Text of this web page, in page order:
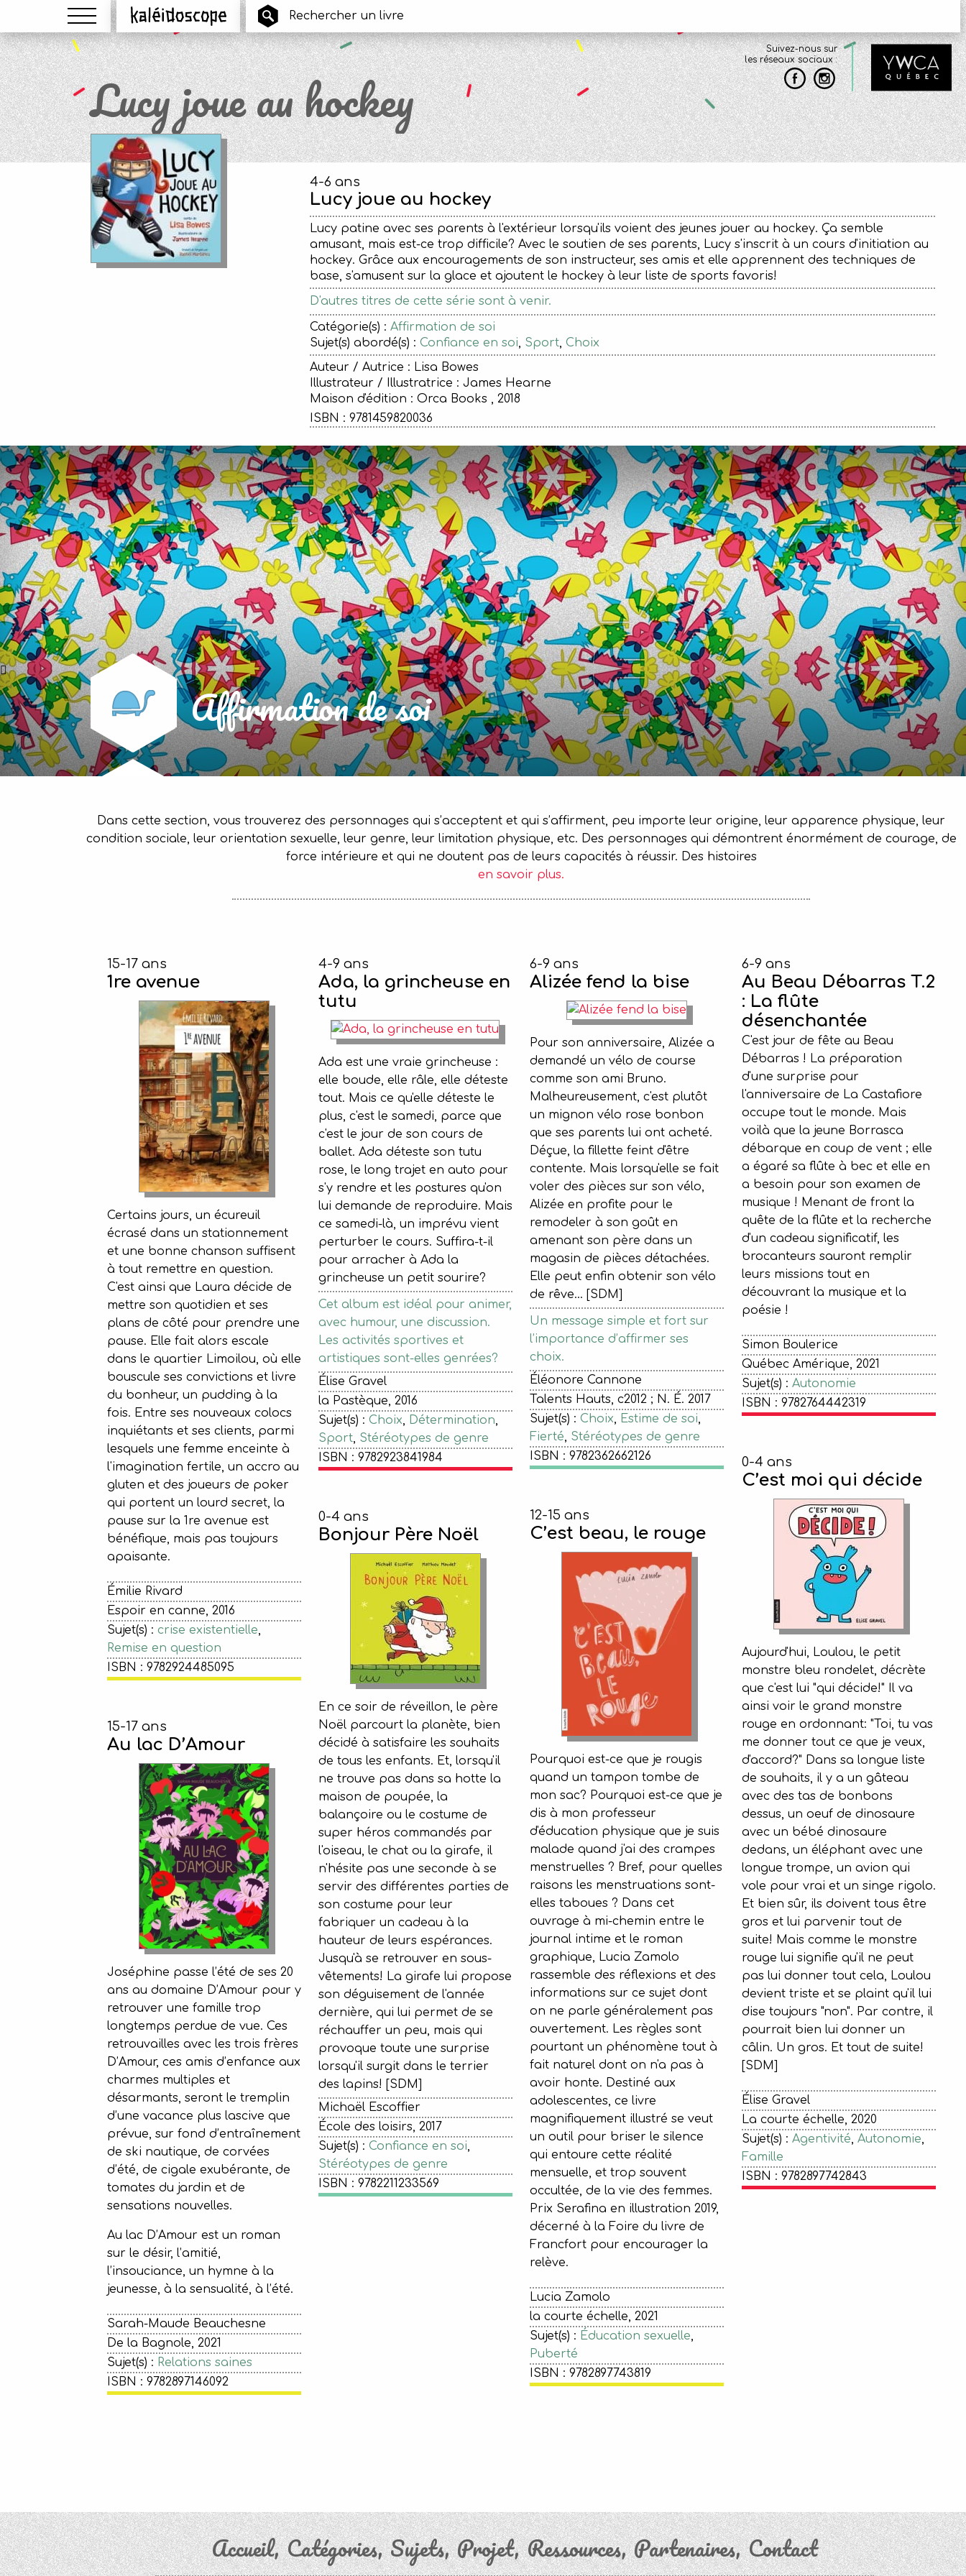
Menu Kaléidoscope
Suivez-nous sur
les réseaux sociaux :
Lucy joue au hockey
4-6 ans
Lucy joue au hockey
Lucy patine avec ses parents à l'extérieur lorsqu'ils voient des jeunes jouer au hockey. Ça semble
amusant, mais est-ce trop difficile? Avec le soutien de ses parents, Lucy s'inscrit à un cours d'initiation au
hockey. Grâce aux encouragements de son instructeur, ses amis et elle apprennent des techniques de
base, s'amusent sur la glace et ajoutent le hockey à leur liste de sports favoris!
D'autres titres de cette série sont à venir.
Catégorie(s) : Affirmation de soi
Sujet(s) abordé(s) : Confiance en soi, Sport, Choix
Auteur / Autrice : Lisa Bowes
Illustrateur / Illustratrice : James Hearne
Maison d'édition : Orca Books , 2018
ISBN : 9781459820036
Affirmation de soi
Dans cette section, vous trouverez des personnages qui s’acceptent et qui s’affirment, peu importe leur origine, leur apparence physique, leur
condition sociale, leur orientation sexuelle, leur genre, leur limitation physique, etc. Des personnages qui démontrent énormément de courage, de
force intérieure et qui ne doutent pas de leurs capacités à réussir. Des histoires
en savoir plus.
15-17 ans
1re avenue
Certains jours, un écureuil
écrasé dans un stationnement
et une bonne chanson suffisent
à tout remettre en question.
C'est ainsi que Laura décide de
mettre son quotidien et ses
plans de côté pour prendre une
pause. Elle fait alors escale
dans le quartier Limoilou, où elle
bouscule ses convictions et livre
du bonheur, un pudding à la
fois. Entre ses nouveaux colocs
inquiétants et ses clients, parmi
lesquels une femme enceinte à
l'imagination fertile, un accro au
gluten et des joueurs de poker
qui portent un lourd secret, la
pause sur la 1re avenue est
bénéfique, mais pas toujours
apaisante.
Émilie Rivard
Espoir en canne, 2016
Sujet(s) : crise existentielle,
Remise en question
ISBN : 9782924485095
4-9 ans
Ada, la grincheuse en
tutu
Ada est une vraie grincheuse :
elle boude, elle râle, elle déteste
tout. Mais ce qu'elle déteste le
plus, c'est le samedi, parce que
c'est le jour de son cours de
ballet. Ada déteste son tutu
rose, le long trajet en auto pour
s'y rendre et les postures qu'on
lui demande de reproduire. Mais
ce samedi-là, un imprévu vient
perturber le cours. Suffira-t-il
pour arracher à Ada la
grincheuse un petit sourire?
Cet album est idéal pour animer,
avec humour, une discussion.
Les activités sportives et
artistiques sont-elles genrées?
Élise Gravel
la Pastèque, 2016
Sujet(s) : Choix, Détermination,
Sport, Stéréotypes de genre
ISBN : 9782923841984
6-9 ans
Alizée fend la bise
Pour son anniversaire, Alizée a
demandé un vélo de course
comme son ami Bruno.
Malheureusement, c'est plutôt
un mignon vélo rose bonbon
que ses parents lui ont acheté.
Déçue, la fillette feint d'être
contente. Mais lorsqu'elle se fait
voler des pièces sur son vélo,
Alizée en profite pour le
remodeler à son goût en
amenant son père dans un
magasin de pièces détachées.
Elle peut enfin obtenir son vélo
de rêve... [SDM]
Un message simple et fort sur
l’importance d’affirmer ses
choix.
Éléonore Cannone
Talents Hauts, c2012 ; N. É. 2017
Sujet(s) : Choix, Estime de soi,
Fierté, Stéréotypes de genre
ISBN : 9782362662126
6-9 ans
Au Beau Débarras T.2
: La flûte
désenchantée
C'est jour de fête au Beau
Débarras ! La préparation
d'une surprise pour
l'anniversaire de La Castafiore
occupe tout le monde. Mais
voilà que la jeune Borrasca
débarque en coup de vent ; elle
a égaré sa flûte à bec et elle en
a besoin pour son examen de
musique ! Menant de front la
quête de la flûte et la recherche
d'un cadeau significatif, les
brocanteurs sauront remplir
leurs missions tout en
découvrant la musique et la
poésie !
Simon Boulerice
Québec Amérique, 2021
Sujet(s) : Autonomie
ISBN : 9782764442319
15-17 ans
Au lac D’Amour
Joséphine passe l’été de ses 20
ans au domaine D’Amour pour y
retrouver une famille trop
longtemps perdue de vue. Ces
retrouvailles avec les trois frères
D’Amour, ces amis d’enfance aux
charmes multiples et
désarmants, seront le tremplin
d’une vacance plus lascive que
prévue, sur fond d’entraînement
de ski nautique, de corvées
d’été, de cigale exubérante, de
tomates du jardin et de
sensations nouvelles.
Au lac D’Amour est un roman
sur le désir, l’amitié,
l’insouciance, un hymne à la
jeunesse, à la sensualité, à l’été.
Sarah-Maude Beauchesne
De la Bagnole, 2021
Sujet(s) : Relations saines
ISBN : 9782897146092
0-4 ans
Bonjour Père Noël
En ce soir de réveillon, le père
Noël parcourt la planète, bien
décidé à satisfaire les souhaits
de tous les enfants. Et, lorsqu'il
ne trouve pas dans sa hotte la
maison de poupée, la
balançoire ou le costume de
super héros commandés par
l'oiseau, le chat ou la girafe, il
n'hésite pas une seconde à se
servir des différentes parties de
son costume pour leur
fabriquer un cadeau à la
hauteur de leurs espérances.
Jusqu'à se retrouver en sous-
vêtements! La girafe lui propose
son déguisement de l'année
dernière, qui lui permet de se
réchauffer un peu, mais qui
provoque toute une surprise
lorsqu'il surgit dans le terrier
des lapins! [SDM]
Michaël Escoffier
École des loisirs, 2017
Sujet(s) : Confiance en soi,
Stéréotypes de genre
ISBN : 9782211233569
12-15 ans
C’est beau, le rouge
Pourquoi est-ce que je rougis
quand un tampon tombe de
mon sac? Pourquoi est-ce que je
dis à mon professeur
d'éducation physique que je suis
malade quand j'ai des crampes
menstruelles ? Bref, pour quelles
raisons les menstruations sont-
elles taboues ? Dans cet
ouvrage à mi-chemin entre le
journal intime et le roman
graphique, Lucia Zamolo
rassemble des réflexions et des
informations sur ce sujet dont
on ne parle généralement pas
ouvertement. Les règles sont
pourtant un phénomène tout à
fait naturel dont on n'a pas à
avoir honte. Destiné aux
adolescentes, ce livre
magnifiquement illustré se veut
un outil pour briser le silence
qui entoure cette réalité
mensuelle, et trop souvent
occultée, de la vie des femmes.
Prix Serafina en illustration 2019,
décerné à la Foire du livre de
Francfort pour encourager la
relève.
Lucia Zamolo
la courte échelle, 2021
Sujet(s) : Éducation sexuelle,
Puberté
ISBN : 9782897743819
0-4 ans
C’est moi qui décide
Aujourd'hui, Loulou, le petit
monstre bleu rondelet, décrète
que c'est lui "qui décide!" Il va
ainsi voir le grand monstre
rouge en ordonnant: "Toi, tu vas
me donner tout ce que je veux,
d'accord?" Dans sa longue liste
de souhaits, il y a un gâteau
avec des tas de bonbons
dessus, un oeuf de dinosaure
avec un bébé dinosaure
dedans, un éléphant avec une
longue trompe, un avion qui
vole pour vrai et un singe rigolo.
Et bien sûr, ils doivent tous être
gros et lui parvenir tout de
suite! Mais comme le monstre
rouge lui signifie qu'il ne peut
pas lui donner tout cela, Loulou
devient triste et se plaint qu'il lui
dise toujours "non". Par contre, il
pourrait bien lui donner un
câlin. Un gros. Et tout de suite!
[SDM]
Élise Gravel
La courte échelle, 2020
Sujet(s) : Agentivité, Autonomie,
Famille
ISBN : 9782897742843
Accueil Catégories Sujets Projet Ressources Partenaires Contact